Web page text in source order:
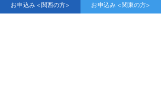
【年始の活動について】
お申込み <関西の方> お申込み <関東の方>